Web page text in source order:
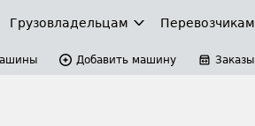
Грузовладельцам Перевозчикам
Добавить машину Заказы